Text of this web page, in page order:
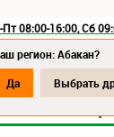
Пт 08:00-16:00, Сб
регион: Абакан?
Да
Выбрать